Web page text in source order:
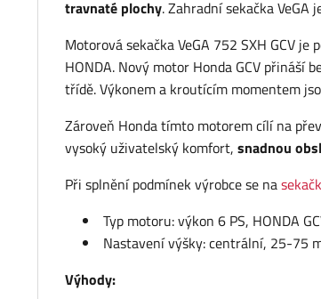
travnaté plochy. Zahradní sekačka
Motorová sekačka VeGA 752 SXH GCV je
HONDA. Nový motor Honda GCV přináší
třídě. Výkonem a kroutícím momentem
Zároveň Honda tímto motorem cílí na
vysoký uživatelský komfort, snadnou
Při splnění podmínek výrobce se na
Typ motoru: výkon 6 PS, HONDA
Nastavení výšky: centrální, 25-75
Výhody: